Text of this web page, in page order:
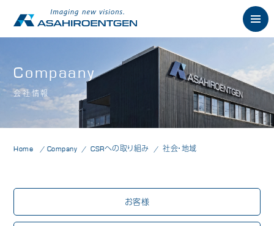
News お知らせ
Philosophy 朝日の想い
歯科用X線製品
オーラルスキャナ製品
Compaany
会社情報
Home Company CSRへの取り組み 社会・地域
お客様